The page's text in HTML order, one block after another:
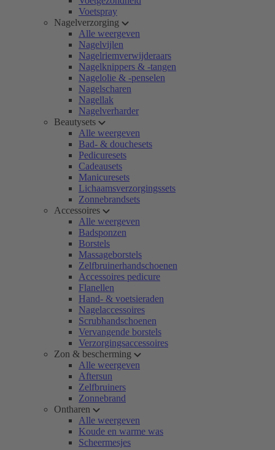
Voetspray
Nagelverzorging
Alle weergeven
Nagelvijlen
Nagelriemverwijderaars
Nagelknippers & -tangen
Nagelolie & -penselen
Nagelscharen
Nagellak
Nagelverharder
Beautysets
Alle weergeven
Bad- & douchesets
Pedicuresets
Cadeausets
Manicuresets
Lichaamsverzorgingssets
Zonnebrandsets
Accessoires
Alle weergeven
Badsponzen
Borstels
Massageborstels
Zelfbruinerhandschoenen
Accessoires pedicure
Flanellen
Hand- & voetsieraden
Nagelaccessoires
Scrubhandschoenen
Vervangende borstels
Verzorgingsaccessoires
Zon & bescherming
Alle weergeven
Aftersun
Zelfbruiners
Zonnebrand
Ontharen
Alle weergeven
Koude en warme was
Scheermesjes